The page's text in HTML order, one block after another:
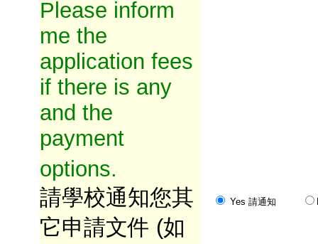
Please inform
me the
application fees
if there is any
and the
payment
options.
請學校通知您其
它申請文件 (如
Yes 請通知